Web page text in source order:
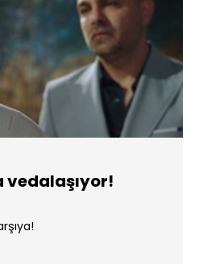
vedalaşıyor!